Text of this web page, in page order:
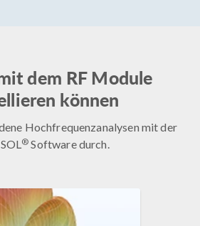
dem RF Module
können
Hochfrequenzanalysen mit der
® Software durch.